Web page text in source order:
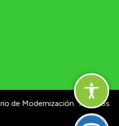
de Modernización. Términos